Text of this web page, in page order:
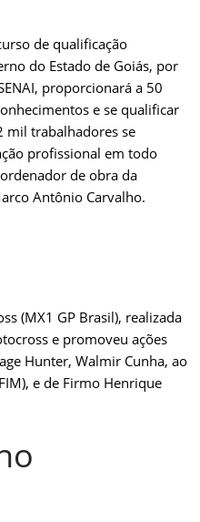
de qualificação
do Estado de Goiás, por
proporcionará a 50
e se qualificar
mil trabalhadores se
profissional em todo
de obra da
Antônio Carvalho.
(MX1 GP Brasil), realizada
e promoveu ações
Hunter, Walmir Cunha, ao
e de Firmo Henrique